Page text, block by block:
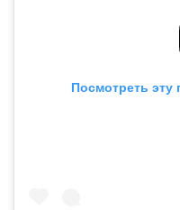
Посмотреть эту